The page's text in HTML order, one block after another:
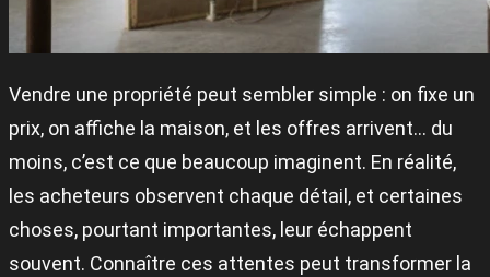
Vendre une propriété peut sembler simple : on fixe un
prix, on affiche la maison, et les offres arrivent… du
moins, c’est ce que beaucoup imaginent. En réalité,
les acheteurs observent chaque détail, et certaines
choses, pourtant importantes, leur échappent
souvent. Connaître ces attentes peut transformer la